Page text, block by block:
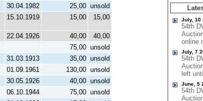
30.04.1982 25,00 unsold
15.10.1919 15,00 15,00
22.04.1926 40,00
40,00
75,00 unsold
31.03.1913 35,00 unsold
01.09.1961 130,00 unsold
30.05.1926 40,00 unsold
06.10.1944 75,00 unsold
July, 10
54th
online
July, 7
54th
left
June, 5
54th